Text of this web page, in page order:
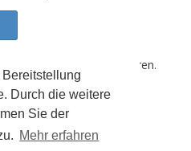
Durch die weitere
Sie der
Mehr erfahren
um Spam zu reduzieren.
verarbeitet werden.